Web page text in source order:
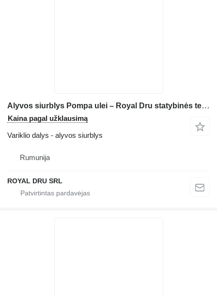
Alyvos siurblys Pompa ulei – Royal Dru statybinės technikos Deutz F8L714
Kaina pagal užklausimą
Variklio dalys - alyvos siurblys
Rumunija
ROYAL DRU SRL